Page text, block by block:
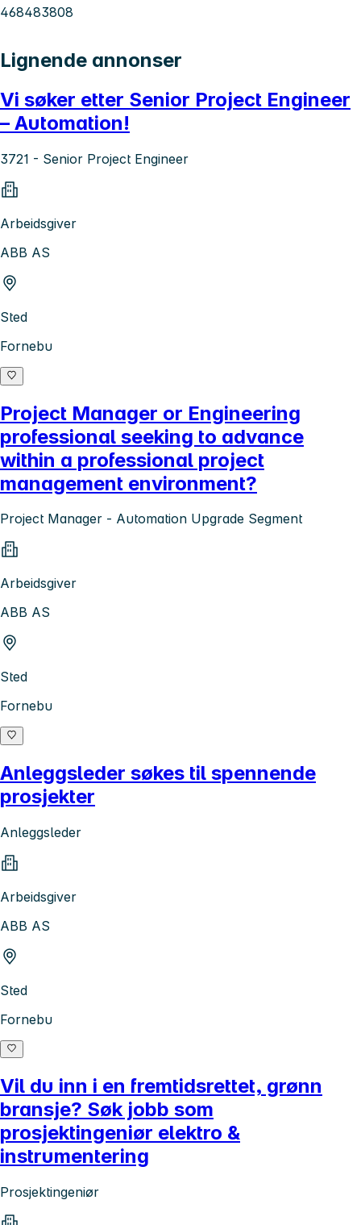
468483808
Lignende annonser
Vi søker etter Senior Project Engineer
– Automation!
3721 - Senior Project Engineer
Arbeidsgiver
ABB AS
Sted
Fornebu
Project Manager or Engineering
professional seeking to advance
within a professional project
management environment?
Project Manager - Automation Upgrade Segment
Arbeidsgiver
ABB AS
Sted
Fornebu
Anleggsleder søkes til spennende
prosjekter
Anleggsleder
Arbeidsgiver
ABB AS
Sted
Fornebu
Vil du inn i en fremtidsrettet, grønn
bransje? Søk jobb som
prosjektingeniør elektro &
instrumentering
Prosjektingeniør